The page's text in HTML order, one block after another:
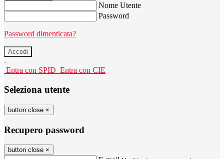
Nome Utente
Password
Password dimenticata?
-
Entra con SPID Entra con CIE
Seleziona utente
button close ×
Recupero password
button close ×